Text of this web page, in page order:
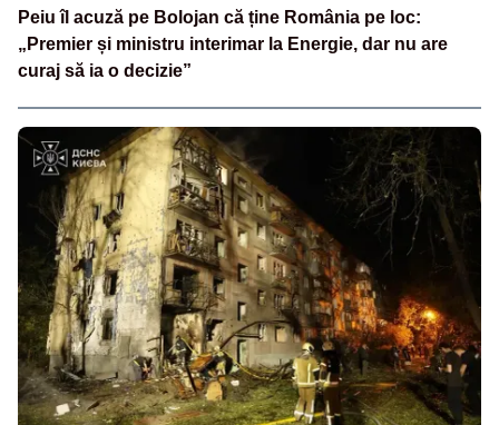
Peiu îl acuză pe Bolojan că ține România pe loc:
„Premier și ministru interimar la Energie, dar nu are
curaj să ia o decizie”